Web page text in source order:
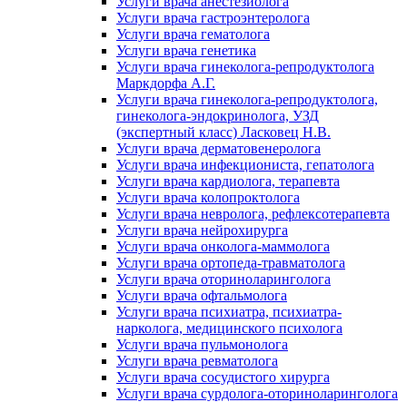
Услуги врача гастроэнтеролога
Услуги врача гематолога
Услуги врача генетика
Услуги врача гинеколога-репродуктолога
Маркдорфа А.Г.
Услуги врача гинеколога-репродуктолога,
гинеколога-эндокринолога, УЗД
(экспертный класс) Ласковец Н.В.
Услуги врача дерматовенеролога
Услуги врача инфекциониста, гепатолога
Услуги врача кардиолога, терапевта
Услуги врача колопроктолога
Услуги врача невролога, рефлексотерапевта
Услуги врача нейрохирурга
Услуги врача онколога-маммолога
Услуги врача ортопеда-травматолога
Услуги врача оториноларинголога
Услуги врача офтальмолога
Услуги врача психиатра, психиатра-
нарколога, медицинского психолога
Услуги врача пульмонолога
Услуги врача ревматолога
Услуги врача сосудистого хирурга
Услуги врача сурдолога-оториноларинголога